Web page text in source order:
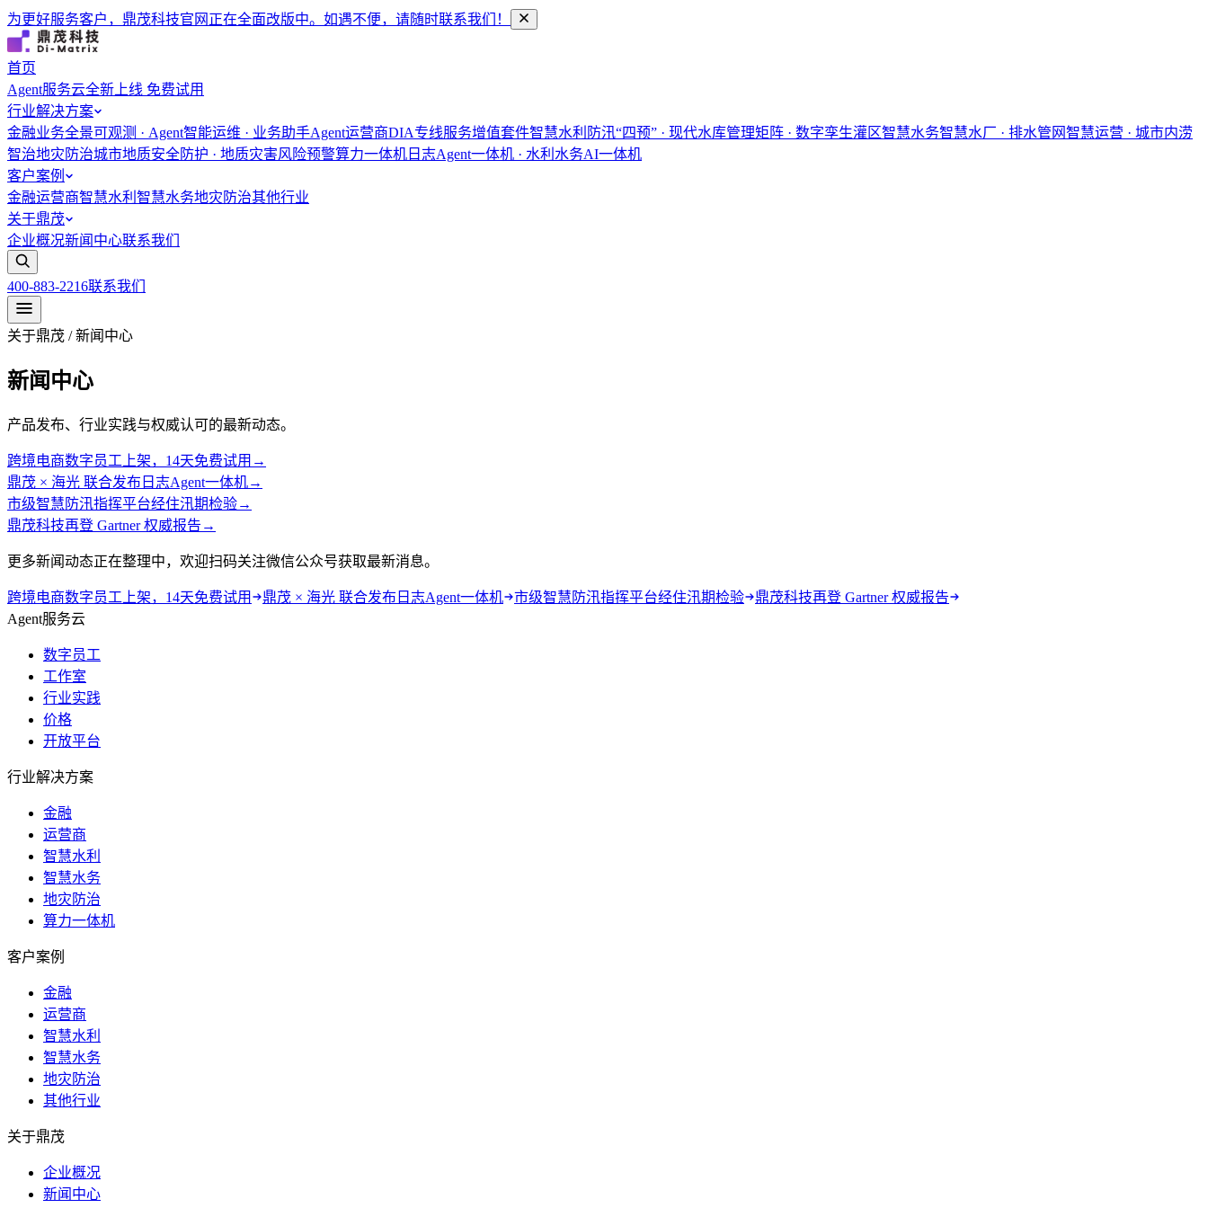
为更好服务客户，鼎茂科技官网正在全面改版中。如遇不便，请随时联系我们！
首页
Agent服务云全新上线 免费试用
行业解决方案
金融业务全景可观测 · Agent智能运维 · 业务助手Agent运营商DIA专线服务增值套件智慧水利 防汛“四预” · 现代水库管理矩阵 · 数字孪生灌区智慧水务智慧水厂 · 排水管网智慧运营 · 城市内涝
智治地灾防治城市地质安全防护 · 地质灾害风险预警算力一体机 日志Agent一体机 · 水利水务AI一体机
客户案例
金融运营商智慧水利 智慧水务地灾防治其他行业
关于鼎茂
企业概况新闻中心联系我们
400-883-2216联系我们
关于鼎茂 / 新闻中心
新闻中心
产品发布、行业实践与权威认可的最新动态。
跨境电商数字员工上架，14天免费试用 →
鼎茂 × 海光 联合发布日志Agent一体机→
市级智慧防汛指挥平台经住汛期检验→
鼎茂科技再登 Gartner 权威报告 →
更多新闻动态正在整理中，欢迎扫码关注微信公众号获取最新消息。
跨境电商数字员工上架，14天免费试用 鼎茂 × 海光 联合发布日志Agent一体机 市级智慧防汛指挥平台经住汛期检验
鼎茂科技再登 Gartner 权威报告
Agent服务云
数字员工
工作室
行业实践
价格
开放平台
行业解决方案
金融
运营商
智慧水利
智慧水务
地灾防治
算力一体机
客户案例
金融
运营商
智慧水利
智慧水务
地灾防治
其他行业
关于鼎茂
企业概况
新闻中心